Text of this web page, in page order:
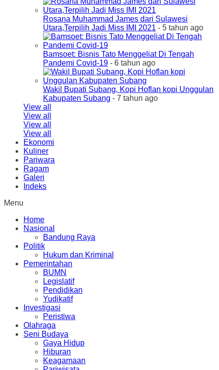
Rosana Muhammad James dari Sulawesi
Utara,Terpilih Jadi Miss IMI 2021 - 5 tahun ago
Bamsoet: Bisnis Tato Menggeliat Di Tengah
Pandemi Covid-19 - 6 tahun ago
Wakil Bupati Subang, Kopi Hoflan kopi Unggulan
Kabupaten Subang - 7 tahun ago
View all
View all
View all
View all
Ekonomi
Kuliner
Pariwara
Ragam
Galeri
Indeks
Menu
Home
Nasional
Bandung Raya
Politik
Hukum dan Kriminal
Pemerintahan
BUMN
Legislatif
Pendidikan
Yudikatif
Investigasi
Peristiwa
Olahraga
Seni Budaya
Gaya Hidup
Hiburan
Keagamaan